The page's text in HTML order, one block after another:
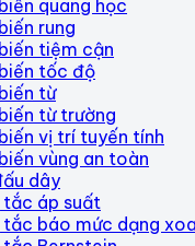
quang học
rung
tiệm cận
tốc độ
từ
từ trường
vị trí tuyến tính
vùng an toàn
dây
tắc áp suất
tắc báo mức dạng